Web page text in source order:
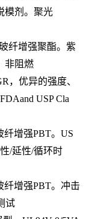
模剂。聚光
纤增强聚酯。紫
非阻燃
，优异的强度、
USP Cla
纤增强PBT。US
/延性/循环时
纤增强PBT。冲击
试